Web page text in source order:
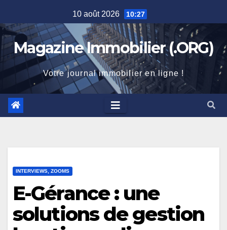
to
content
10 août 2026 10:27
Magazine Immobilier (.ORG)
Votre journal immobilier en ligne !
INTERVIEWS, ZOOMS
E-Gérance : une
solutions de gestion